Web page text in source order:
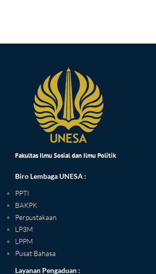
Fakultas Ilmu Sosial dan Ilmu Politik
Biro Lembaga UNESA :
PPTI
BAKPK
Perpustakaan
LP3M
LPPM
Pusat Bahasa
Layanan Pengaduan :